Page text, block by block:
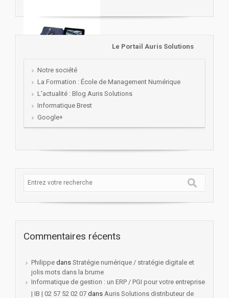
Le Portail Auris Solutions
Notre société
La Formation : École de Management Numérique
L'actualité : Blog Auris Solutions
Informatique Brest
Google+
Commentaires récents
Philippe dans Stratégie numérique / stratégie digitale et
jolis mots dans la brume
Informatique de gestion : un ERP / PGI pour votre entreprise
| IB | 02 57 52 02 07 dans Auris Solutions distributeur de